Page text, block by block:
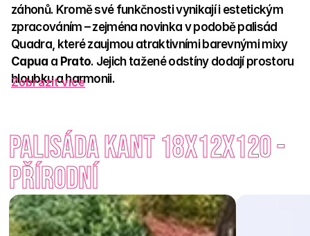
záhonů. Kromě své funkčnosti vynikají i estetickým
zpracováním – zejména novinka v podobě palisád
Quadra, které zaujmou atraktivními barevnými mixy
Capua a Prato. Jejich tažené odstíny dodají prostoru
hloubku a harmonii.
vaší zahrady. Snadno se kombinují s dalšími prvky venkovní
architektury a přirozeně splynou s okolními materiály. Ať už
budujete opěrnou zeď, lemujete záhon nebo schodiště, s
palisádami vytvoříte stabilní a elegantní řešení.
Zobrazit více
Palisáda Kant 18x12x120 -
Přírodní